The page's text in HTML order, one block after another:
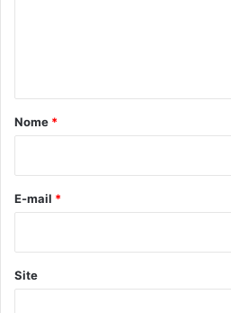
r
*
Nome *
E-mail *
Site